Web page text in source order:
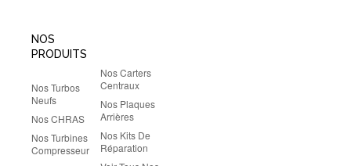
NOS
PRODUITS
Nos Turbos
Neufs
Nos CHRAS
Nos Turbines
Compresseur
Nos Carters
Centraux
Nos Plaques
Arrières
Nos Kits De
Réparation